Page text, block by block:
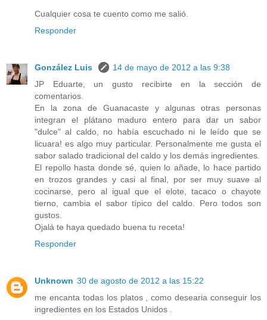
Cualquier cosa te cuento como me salió.
Responder
González Luis
14 de mayo de 2012 a las 9:38
JP Eduarte, un gusto recibirte en la sección de
comentarios.
En la zona de Guanacaste y algunas otras personas
integran el plátano maduro entero para dar un sabor
"dulce" al caldo, no había escuchado ni le leído que se
licuara! es algo muy particular. Personalmente me gusta el
sabor salado tradicional del caldo y los demás ingredientes.
El repollo hasta donde sé, quien lo añade, lo hace partido
en trozos grandes y casi al final, por ser muy suave al
cocinarse, pero al igual que el elote, tacaco o chayote
tierno, cambia el sabor típico del caldo. Pero todos son
gustos.
Ojalá te haya quedado buena tu receta!
Responder
Unknown 30 de agosto de 2012 a las 15:22
me encanta todas los platos , como desearia conseguir los
ingredientes en los Estados Unidos .